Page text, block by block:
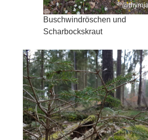
Buschwindröschen und
Scharbockskraut